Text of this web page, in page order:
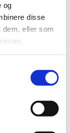
og
disse
dem, eller som